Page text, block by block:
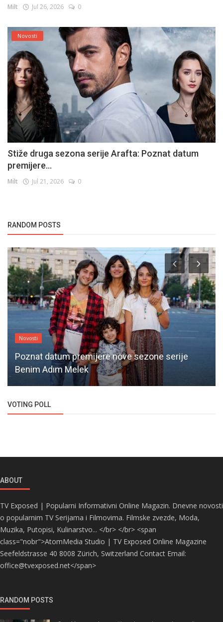
Milt Jul 26, 2026 0
Novosti
Stiže druga sezona serije Arafta: Poznat datum
premijere...
Milt Jul 21, 2026 0
RANDOM POSTS
Novosti
Poznat datum premijere nove sezone serije
Benim Adım Melek
VOTING POLL
ABOUT
TV Exposed | Popularni Informativni Online Magazin. Dnevne novosti
o popularnim TV Serijama i Filmovima. Filmske zvezde, Moda,
Muzika, Putopisi, Kulinarstvo... </br> </br> <span
class="nobr">AtomMedia Studio | TV Exposed Online Magazine
Seefeldstrasse 40 8008 Zürich, Switzerland Contact Email:
office@tvexposed.net</span>
RANDOM POSTS